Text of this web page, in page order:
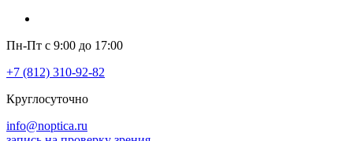
Пн-Пт с 9:00 до 17:00
+7 (812) 310-92-82
Круглосуточно
info@noptica.ru